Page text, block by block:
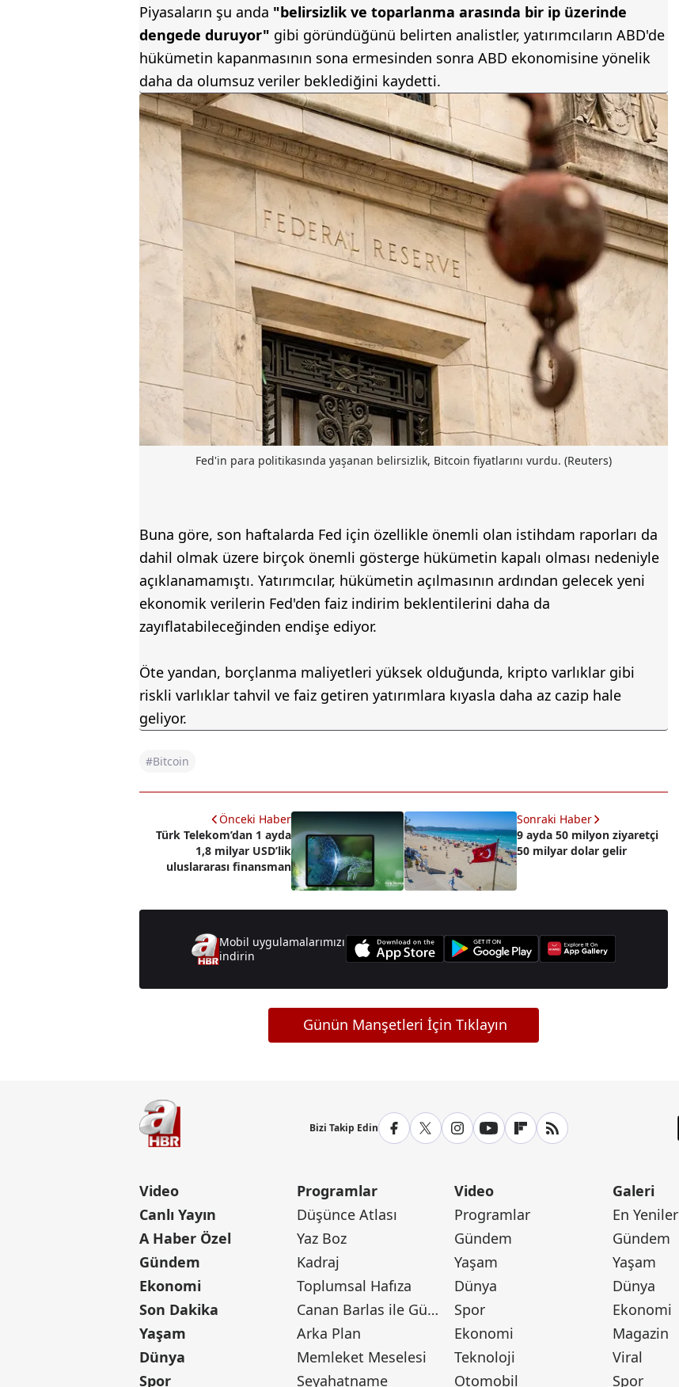
Piyasaların şu anda "belirsizlik ve toparlanma arasında bir ip üzerinde
dengede duruyor" gibi göründüğünü belirten analistler, yatırımcıların ABD'de
hükümetin kapanmasının sona ermesinden sonra ABD ekonomisine yönelik
daha da olumsuz veriler beklediğini kaydetti.
Fed'in para politikasında yaşanan belirsizlik, Bitcoin fiyatlarını vurdu. (Reuters)
Buna göre, son haftalarda Fed için özellikle önemli olan istihdam raporları da
dahil olmak üzere birçok önemli gösterge hükümetin kapalı olması nedeniyle
açıklanamamıştı. Yatırımcılar, hükümetin açılmasının ardından gelecek yeni
ekonomik verilerin Fed'den faiz indirim beklentilerini daha da
zayıflatabileceğinden endişe ediyor.
Öte yandan, borçlanma maliyetleri yüksek olduğunda, kripto varlıklar gibi
riskli varlıklar tahvil ve faiz getiren yatırımlara kıyasla daha az cazip hale
geliyor.
#Bitcoin
Önceki Haber
Türk Telekom’dan 1 ayda
1,8 milyar USD’lik
uluslararası finansman
Sonraki Haber
9 ayda 50 milyon ziyaretçi
50 milyar dolar gelir
Mobil uygulamalarımızı
indirin
Günün Manşetleri İçin Tıklayın
Bizi Takip Edin
Video
Canlı Yayın
A Haber Özel
Gündem
Ekonomi
Son Dakika
Yaşam
Dünya
Spor
Programlar
Düşünce Atlası
Yaz Boz
Kadraj
Toplumsal Hafıza
Canan Barlas ile Gündem
Arka Plan
Memleket Meselesi
Seyahatname
Video
Programlar
Gündem
Yaşam
Dünya
Spor
Ekonomi
Teknoloji
Otomobil
Galeri
En Yeniler
Gündem
Yaşam
Dünya
Ekonomi
Magazin
Viral
Spor